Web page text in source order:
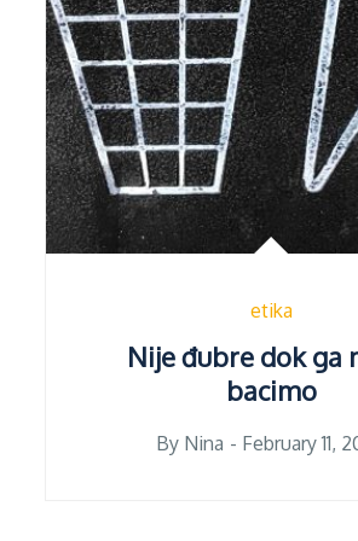
etika
Nije đubre dok ga
bacimo
By Nina Posted
February 11,